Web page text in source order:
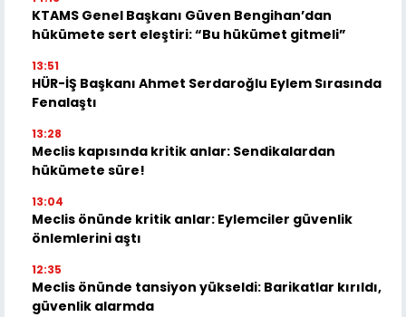
KTAMS Genel Başkanı Güven Bengihan’dan
hükümete sert eleştiri: “Bu hükümet gitmeli”
13:51
HÜR-İŞ Başkanı Ahmet Serdaroğlu Eylem Sırasında
Fenalaştı
13:28
Meclis kapısında kritik anlar: Sendikalardan
hükümete süre!
13:04
Meclis önünde kritik anlar: Eylemciler güvenlik
önlemlerini aştı
12:35
Meclis önünde tansiyon yükseldi: Barikatlar kırıldı,
güvenlik alarmda